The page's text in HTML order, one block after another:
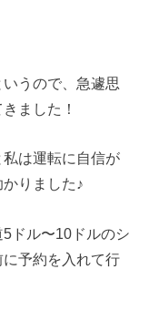
うので、急遽思
ました！
は運転に自信が
りました♪
ドル〜10ドルのシ
予約を入れて行